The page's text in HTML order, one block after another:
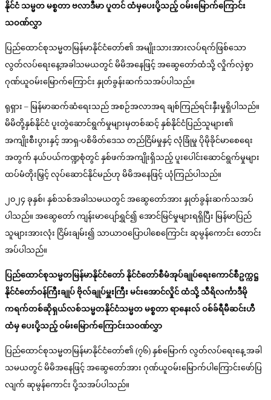
နိုင်ငံ သမ္မတ မစ္စတာ ဗလာဒီမာ ပူတင် ထံမှပေးပို့သည့် ဝမ်းမြောက်ကြောင်း
သဝဏ်လွှာ
ပြည်ထောင်စုသမ္မတမြန်မာနိုင်ငံတော်၏ အမျိုးသားအားလပ်ရက်ဖြစ်သော
လွတ်လပ်ရေးနေ့အခါသမယတွင် မိမိအနေဖြင့် အဆွေတော်ထံသို့ လှိုက်လှဲစွာ
ဂုဏ်ယူဝမ်းမြောက်ကြောင်း နှုတ်ခွန်းဆက်သအပ်ပါသည်။
ရုရှား – မြန်မာဆက်ဆံရေးသည် အစဉ်အလာအရ ချစ်ကြည်ရင်းနှီးမှုရှိပါသည်။
မိမိတို့နှစ်နိုင်ငံ ပူးတွဲဆောင်ရွက်မှုများမှတစ်ဆင့် နှစ်နိုင်ငံပြည်သူများ၏
အကျိုးစီးပွားနှင့် အာရှ-ပစိဖိတ်ဒေသ တည်ငြိမ်မှုနှင့် လုံခြုံမှု ပိုမိုခိုင်မာစေရေး
အတွက် နယ်ပယ်ကဏ္ဍစုံတွင် နှစ်ဖက်အကျိုးရှိသည့် ပူးပေါင်းဆောင်ရွက်မှုများ
ထပ်မံတိုးမြှင့် လုပ်ဆောင်နိုင်မည်ဟု မိမိအနေဖြင့် ယုံကြည်ပါသည်။
၂၀၂၄ ခုနှစ်၊ နှစ်သစ်အခါသမယတွင် အဆွေတော်အား နှုတ်ခွန်းဆက်သအပ်
ပါသည်။ အဆွေတော် ကျန်းမာပျော်ရွှင်၍ အောင်မြင်မှုများရရှိပြီး မြန်မာပြည်
သူများအားလုံး ငြိမ်းချမ်း၍ သာယာဝပြောပါစေကြောင်း ဆုမွန်ကောင်း တောင်း
အပ်ပါသည်။
ပြည်ထောင်စုသမ္မတမြန်မာနိုင်ငံတော် နိုင်ငံတော်စီမံအုပ်ချုပ်ရေးကောင်စီဥက္ကဋ္ဌ
နိုင်ငံတော်ဝန်ကြီးချုပ် ဗိုလ်ချုပ်မှူးကြီး မင်းအောင်လှိုင် ထံသို့ သီရိလင်္ကာဒီမို
ကရက်တစ်ဆိုရှယ်လစ်သမ္မတနိုင်ငံသမ္မတ မစ္စတာ ရာနေးလ် ဝစ်ခ်ရီမီဆင်းဟီ
ထံမှ ပေးပို့သည့် ဝမ်းမြောက်ကြောင်းသဝဏ်လွှာ
ပြည်ထောင်စုသမ္မတမြန်မာနိုင်ငံတော်၏ (၇၆) နှစ်မြောက် လွတ်လပ်ရေးနေ့ အခါ
သမယတွင် မိမိအနေဖြင့် အဆွေတော်အား ဂုဏ်ယူဝမ်းမြောက်ပါကြောင်းဖော်ပြ
လျက် ဆုမွန်ကောင်း ပို့သအပ်ပါသည်။